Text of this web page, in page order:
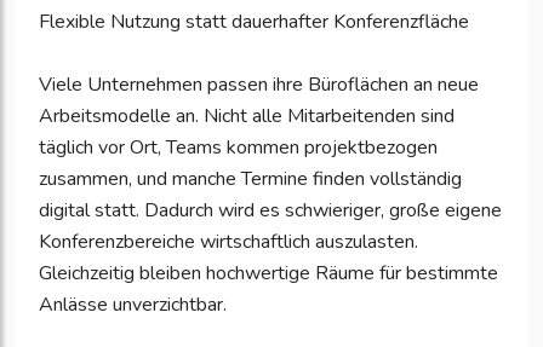
Flexible Nutzung statt dauerhafter Konferenzfläche
Viele Unternehmen passen ihre Büroflächen an neue
Arbeitsmodelle an. Nicht alle Mitarbeitenden sind
täglich vor Ort, Teams kommen projektbezogen
zusammen, und manche Termine finden vollständig
digital statt. Dadurch wird es schwieriger, große eigene
Konferenzbereiche wirtschaftlich auszulasten.
Gleichzeitig bleiben hochwertige Räume für bestimmte
Anlässe unverzichtbar.